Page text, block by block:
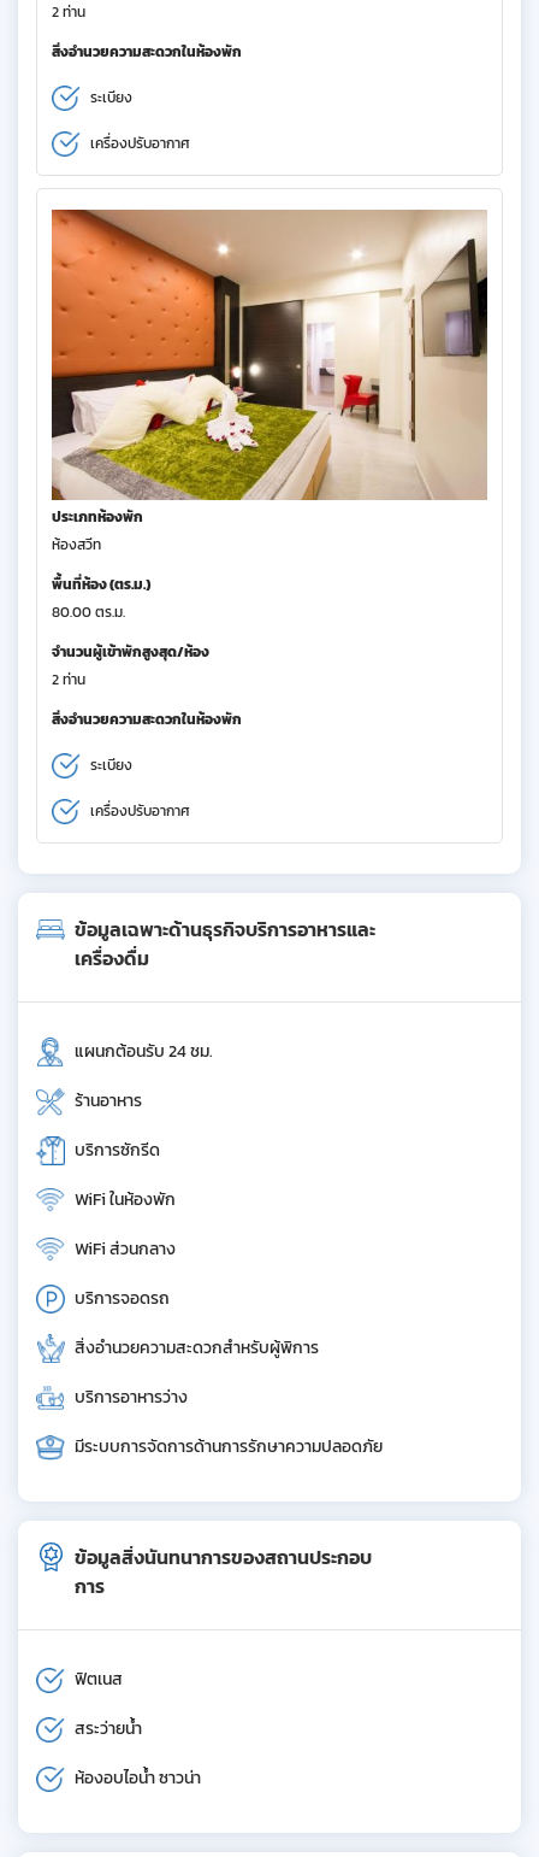
2 ท่าน
สิ่งอำนวยความสะดวกในห้องพัก
ระเบียง
เครื่องปรับอากาศ
ประเภทห้องพัก
ห้องสวีท
พื้นที่ห้อง (ตร.ม.)
80.00 ตร.ม.
จำนวนผู้เข้าพักสูงสุด/ห้อง
2 ท่าน
สิ่งอำนวยความสะดวกในห้องพัก
ระเบียง
เครื่องปรับอากาศ
ข้อมูลเฉพาะด้านธุรกิจบริการอาหารและ
เครื่องดื่ม
แผนกต้อนรับ 24 ชม.
ร้านอาหาร
บริการซักรีด
WiFi ในห้องพัก
WiFi ส่วนกลาง
บริการจอดรถ
สิ่งอำนวยความสะดวกสำหรับผู้พิการ
บริการอาหารว่าง
มีระบบการจัดการด้านการรักษาความปลอดภัย
ข้อมูลสิ่งนันทนาการของสถานประกอบ
การ
ฟิตเนส
สระว่ายน้ำ
ห้องอบไอน้ำ ซาวน่า